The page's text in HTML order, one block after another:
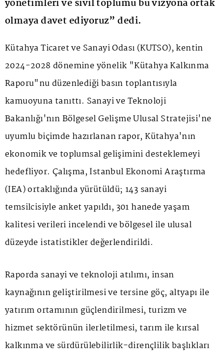
yönetimleri ve sivil toplumu bu vizyona ortak
olmaya davet ediyoruz” dedi.
Kütahya Ticaret ve Sanayi Odası (KUTSO), kentin
2024-2028 dönemine yönelik "Kütahya Kalkınma
Raporu"nu düzenlediği basın toplantısıyla
kamuoyuna tanıttı. Sanayi ve Teknoloji
Bakanlığı'nın Bölgesel Gelişme Ulusal Stratejisi'ne
uyumlu biçimde hazırlanan rapor, Kütahya'nın
ekonomik ve toplumsal gelişimini desteklemeyi
hedefliyor. Çalışma, İstanbul Ekonomi Araştırma
(İEA) ortaklığında yürütüldü; 143 sanayi
temsilcisiyle anket yapıldı, 301 hanede yaşam
kalitesi verileri incelendi ve bölgesel ile ulusal
düzeyde istatistikler değerlendirildi.
Raporda sanayi ve teknoloji atılımı, insan
kaynağının geliştirilmesi ve tersine göç, altyapı ile
yatırım ortamının güçlendirilmesi, turizm ve
hizmet sektörünün ilerletilmesi, tarım ile kırsal
kalkınma ve sürdürülebilirlik-dirençlilik başlıkları